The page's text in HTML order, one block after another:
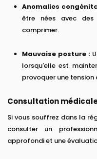
Anomalies
être nées avec
comprimer.
Mauvaise posture :
lorsqu'elle est
provoquer une
Consultation
Si vous souffrez dans la
consulter un
approfondi et une